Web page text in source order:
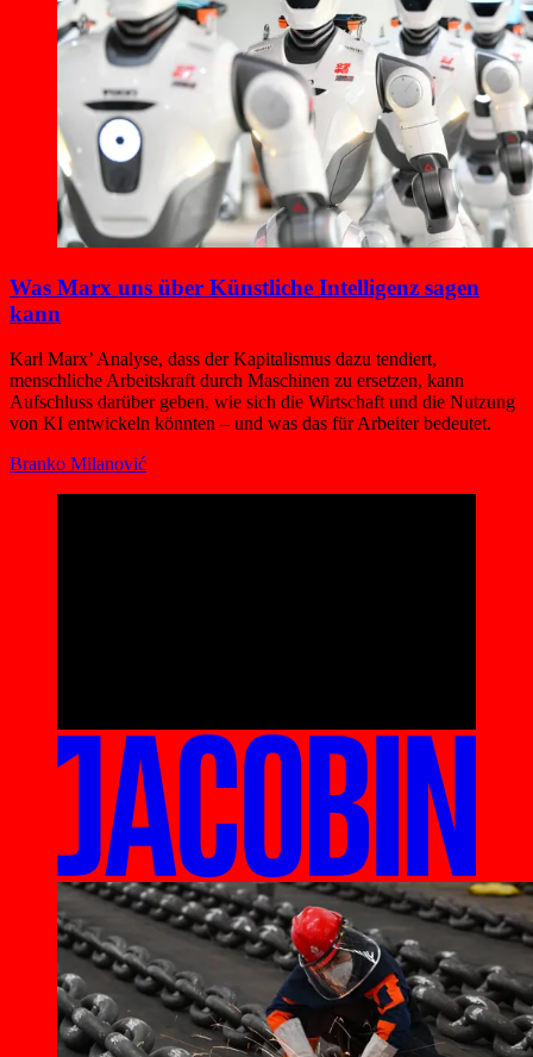
Was Marx uns über Künstliche Intelligenz sagen
kann
Karl Marx’ Analyse, dass der Kapitalismus dazu tendiert,
menschliche Arbeitskraft durch Maschinen zu ersetzen, kann
Aufschluss darüber geben, wie sich die Wirtschaft und die Nutzung
von KI entwickeln könnten – und was das für Arbeiter bedeutet.
Branko Milanović